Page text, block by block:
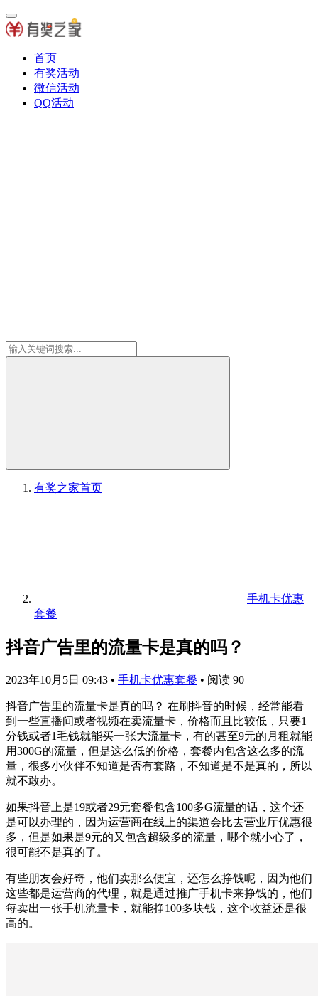
首页
有奖活动
微信活动
QQ活动
有奖之家首页
手机卡优惠
套餐
抖音广告里的流量卡是真的吗？
2023年10月5日 09:43 • 手机卡优惠套餐 • 阅读 90
抖音广告里的流量卡是真的吗？ 在刷抖音的时候，经常能看
到一些直播间或者视频在卖流量卡，价格而且比较低，只要1
分钱或者1毛钱就能买一张大流量卡，有的甚至9元的月租就能
用300G的流量，但是这么低的价格，套餐内包含这么多的流
量，很多小伙伴不知道是否有套路，不知道是不是真的，所以
就不敢办。
如果抖音上是19或者29元套餐包含100多G流量的话，这个还
是可以办理的，因为运营商在线上的渠道会比去营业厅优惠很
多，但是如果是9元的又包含超级多的流量，哪个就小心了，
很可能不是真的了。
有些朋友会好奇，他们卖那么便宜，还怎么挣钱呢，因为他们
这些都是运营商的代理，就是通过推广手机卡来挣钱的，他们
每卖出一张手机流量卡，就能挣100多块钱，这个收益还是很
高的。